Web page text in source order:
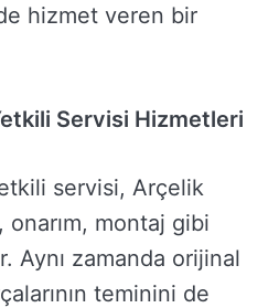
hizmet veren bir
Servisi Hizmetleri
servisi, Arçelik
onarım, montaj gibi
Aynı zamanda orijinal
teminini de